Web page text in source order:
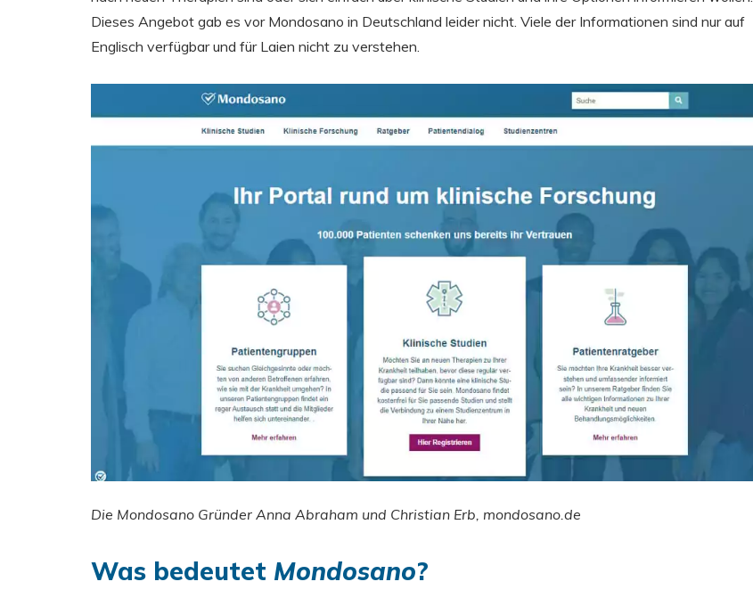
Dieses Angebot gab es vor Mondosano in Deutschland leider nicht. Viele der Informationen sind nur auf
Englisch verfügbar und für Laien nicht zu verstehen.
Die Mondosano Gründer Anna Abraham und Christian Erb, mondosano.de
Was bedeutet Mondosano?